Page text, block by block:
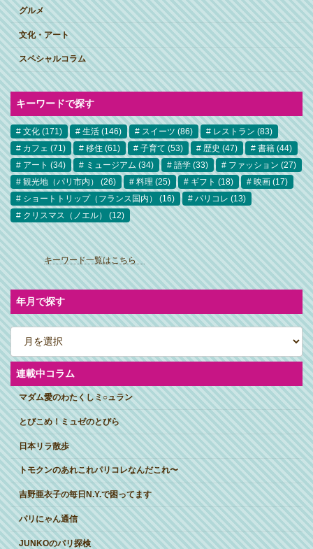
グルメ
文化・アート
スペシャルコラム
キーワードで探す
文化 (171) 生活 (146) スイーツ (86) レストラン (83)
カフェ (71) 移住 (61) 子育て (53) 歴史 (47) 書籍 (44)
アート (34) ミュージアム (34) 語学 (33) ファッション (27)
観光地（パリ市内）
(26) 料理 (25) ギフト (18) 映画 (17)
ショートトリップ（フランス国内）
(16) パリコレ (13)
クリスマス（ノエル）
(12)
ア
イ
コ
ン
リ
ン
ク
キーワード一覧はこちら
年月で探す
ア
ー
カ
イ
ブ連載中コラム
マダム愛のわたくしミ○ュラン
とびこめ！ミュゼのとびら
日本リラ散歩
トモクンのあれこれパリコレなんだこれ〜
吉野亜衣子の毎日N.Y.で困ってます
パリにゃん通信
JUNKOのパリ探検